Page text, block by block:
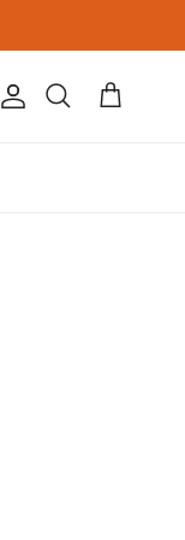
AccountCerca Carrello